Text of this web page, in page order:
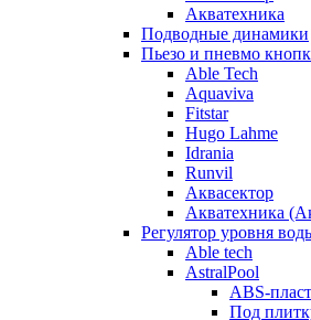
Акватехника
Подводные динамики
Пьезо и пневмо
Able Tech
Aquaviva
Fitstar
Hugo Lahme
Idrania
Runvil
Аквасектор
Акватехника
Регулятор уровня
Able tech
AstralPool
ABS-
Под